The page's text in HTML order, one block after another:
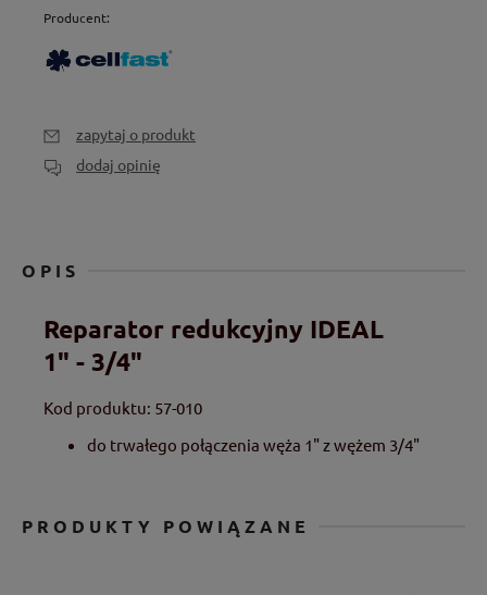
Producent:
zapytaj o produkt
dodaj opinię
OPIS
Reparator redukcyjny IDEAL
1" - 3/4"
Kod produktu: 57-010
do trwałego połączenia węża 1" z wężem 3/4"
PRODUKTY POWIĄZANE